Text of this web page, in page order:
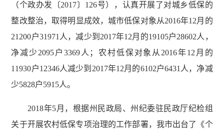
（个政办发〔2017〕126号），认真开展了对城乡低保的
整改整治，取得明显成效，城市低保对象从2016年12月的
21200户31971人，减少到2017年12月的19105户28602人，
净减少2095户3369人；农村低保对象从2016年12月的
11930户12346人减少到2017年12月的6102户6431人，净减
少5828户5915人。
2018年5月，根据州民政局、州纪委驻民政厅纪检组
关于开展农村低保专项治理的工作部署，我市出台了《个